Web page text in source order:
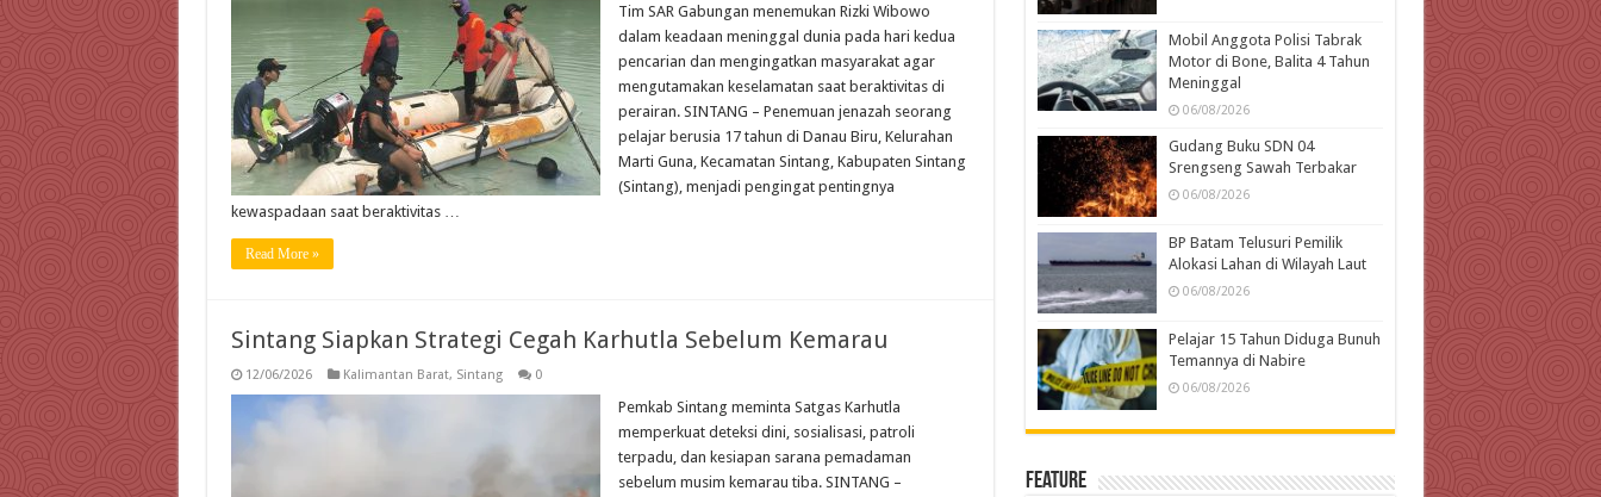
Tim SAR Gabungan menemukan Rizki Wibowo
dalam keadaan meninggal dunia pada hari kedua
pencarian dan mengingatkan masyarakat agar
mengutamakan keselamatan saat beraktivitas di
perairan. SINTANG – Penemuan jenazah seorang
pelajar berusia 17 tahun di Danau Biru, Kelurahan
Marti Guna, Kecamatan Sintang, Kabupaten Sintang
(Sintang), menjadi pengingat pentingnya
kewaspadaan saat beraktivitas …
Read More »
Sintang Siapkan Strategi Cegah Karhutla Sebelum Kemarau
12/06/2026 Kalimantan Barat, Sintang 0
Pemkab Sintang meminta Satgas Karhutla
memperkuat deteksi dini, sosialisasi, patroli
terpadu, dan kesiapan sarana pemadaman
sebelum musim kemarau tiba. SINTANG –
Mobil Anggota Polisi Tabrak
Motor di Bone, Balita 4 Tahun
Meninggal
06/08/2026
Gudang Buku SDN 04
Srengseng Sawah Terbakar
06/08/2026
BP Batam Telusuri Pemilik
Alokasi Lahan di Wilayah Laut
06/08/2026
Pelajar 15 Tahun Diduga Bunuh
Temannya di Nabire
06/08/2026
Feature